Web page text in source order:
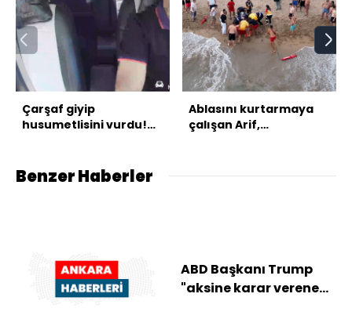
Çarşaf giyip
husumetlisini vurdu!
Ablasını kurtarmaya
çalışan Arif,
Benzer Haberler
ABD Başkanı Trump
"aksine karar verene